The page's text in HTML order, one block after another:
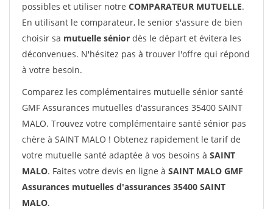
possibles et utiliser notre COMPARATEUR MUTUELLE.
En utilisant le comparateur, le senior s'assure de bien
choisir sa mutuelle sénior dès le départ et évitera les
déconvenues. N'hésitez pas à trouver l'offre qui répond
à votre besoin.
Comparez les complémentaires mutuelle sénior santé
GMF Assurances mutuelles d'assurances 35400 SAINT
MALO. Trouvez votre complémentaire santé sénior pas
chère à SAINT MALO ! Obtenez rapidement le tarif de
votre mutuelle santé adaptée à vos besoins à SAINT
MALO. Faites votre devis en ligne à SAINT MALO GMF
Assurances mutuelles d'assurances 35400 SAINT
MALO.